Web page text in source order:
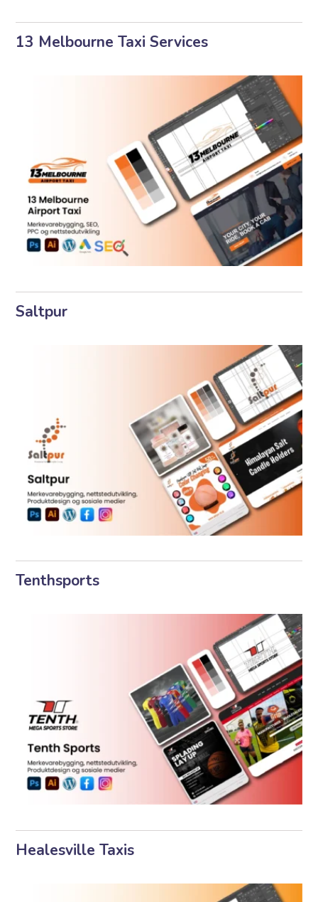
13 Melbourne Taxi Services
Saltpur
Tenthsports
Healesville Taxis